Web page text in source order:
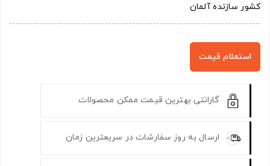
کشور سازنده آلمان
استعلام قیمت
گارانتی بهترین قیمت ممکن محصولات
ارسال به روز سفارشات در سریعترین زمان